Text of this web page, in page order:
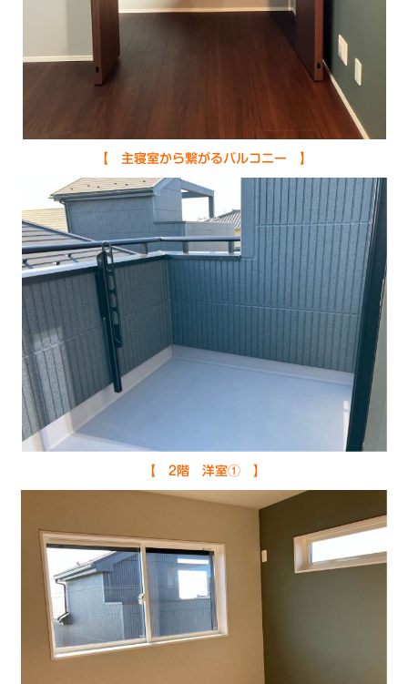
【 主寝室から繋がるバルコニー 】
【 2階 洋室① 】